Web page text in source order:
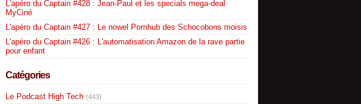
L'apéro du Captain #428 : Jean-Paul et les specials mega-deal
MyCiné
L'apéro du Captain #427 : Le nowel Pornhub des Schocobons moisis
L'apéro du Captain #426 : L'automatisation Amazon de la rave partie
pour enfant
Catégories
Le Podcast High Tech (443)